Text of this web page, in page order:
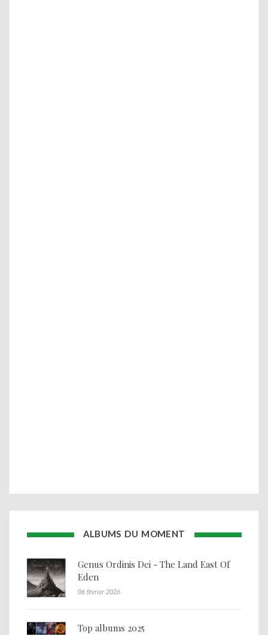
ALBUMS DU MOMENT
Genus Ordinis Dei - The Land East Of
Eden
06 février 2026
Top albums 2025